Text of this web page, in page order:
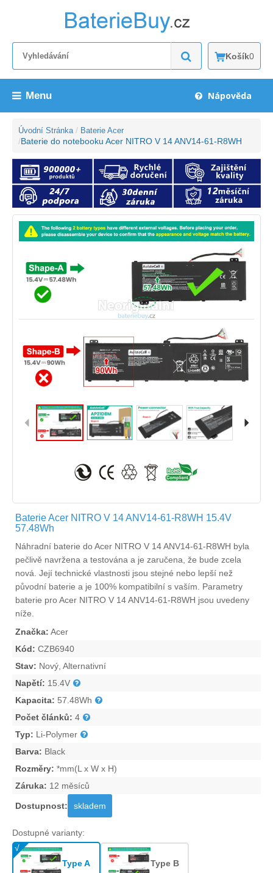
Košík0
Menu Nápověda
Úvodní Stránka Baterie Acer
Baterie do notebooku Acer NITRO V 14 ANV14-61-R8WH
Baterie Acer NITRO V 14 ANV14-61-R8WH 15.4V
57.48Wh
Náhradní baterie do Acer NITRO V 14 ANV14-61-R8WH byla
pečlivě navržena a testována a je zaručena, že bude zcela
nová. Její technické vlastnosti jsou stejné nebo lepší než
původní baterie a je 100% kompatibilní s vaším. Parametry
baterie pro Acer NITRO V 14 ANV14-61-R8WH jsou uvedeny
níže.
Značka: Acer
Kód: CZB6940
Stav: Nový, Alternativní
Napětí: 15.4V
Kapacita: 57.48Wh
Počet článků: 4
Typ: Li-Polymer
Barva: Black
Rozměry: *mm(L x W x H)
Záruka: 12 měsíců
Dostupnost: skladem
Dostupné varianty:
Type A Type B